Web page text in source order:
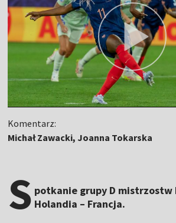
Komentarz:
Michał Zawacki, Joanna Tokarska
S potkanie grupy D mistrzostw
Holandia – Francja.